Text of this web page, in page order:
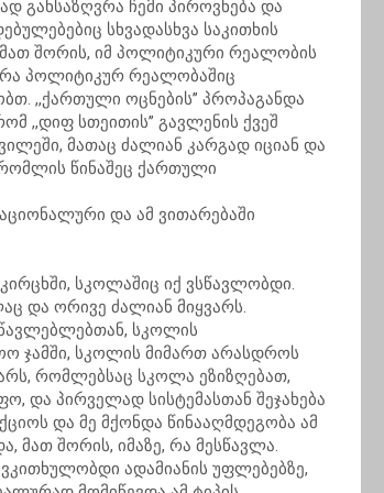
განსაზღვრა ჩემი პიროვნება და
სხვადასხვა საკითხის
შორის, იმ პოლიტიკური რეალობის
პოლიტიკურ რეალობაშიც
,,ქართული ოცნების’’ პროპაგანდა
,,დიფ სთეითის’’ გავლენის ქვეშ
მათაც ძალიან კარგად იციან და
რომლის წინაშეც ქართული
და ამ ვითარებაში
სკოლაშიც იქ ვსწავლობდი.
და ორივე ძალიან მიყვარს.
სკოლის
ჯამში, სკოლის მიმართ არასდროს
რომლებსაც სკოლა ეზიზღებათ,
და პირველად სისტემასთან შეჯახება
და მე მქონდა წინააღმდეგობა ამ
მათ შორის, იმაზე, რა მესწავლა.
ადამიანის უფლებებზე,